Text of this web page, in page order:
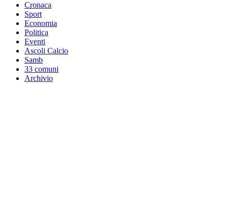
Cronaca
Sport
Economia
Politica
Eventi
Ascoli Calcio
Samb
33 comuni
Archivio